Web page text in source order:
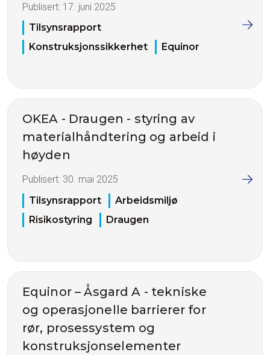
Publisert: 17. juni 2025
Tilsynsrapport
Konstruksjonssikkerhet
Equinor
OKEA - Draugen - styring av
materialhåndtering og arbeid i
høyden
Publisert: 30. mai 2025
Tilsynsrapport
Arbeidsmiljø
Risikostyring
Draugen
Equinor – Åsgard A - tekniske
og operasjonelle barrierer for
rør, prosessystem og
konstruksjonselementer